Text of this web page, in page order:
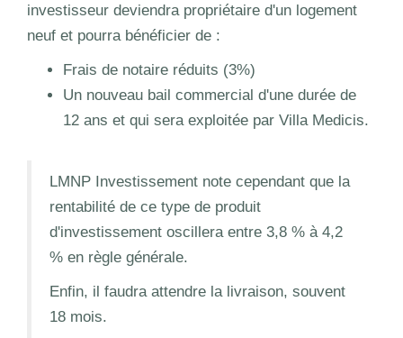
investisseur deviendra propriétaire d'un logement
neuf et pourra bénéficier de :
Frais de notaire réduits (3%)
Un nouveau bail commercial d'une durée de
12 ans et qui sera exploitée par Villa Medicis.
LMNP Investissement note cependant que la
rentabilité de ce type de produit
d'investissement oscillera entre 3,8 % à 4,2
% en règle générale.
Enfin, il faudra attendre la livraison, souvent
18 mois.